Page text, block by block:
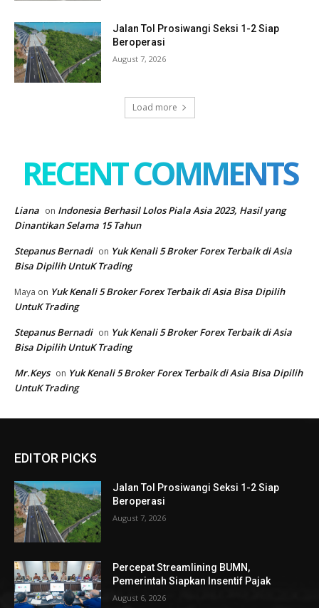
EDITOR PICKS
Jalan Tol Prosiwangi Seksi 1-2 Siap
Beroperasi
August 7, 2026
Percepat Streamlining BUMN,
Pemerintah Siapkan Insentif Pajak
August 6, 2026